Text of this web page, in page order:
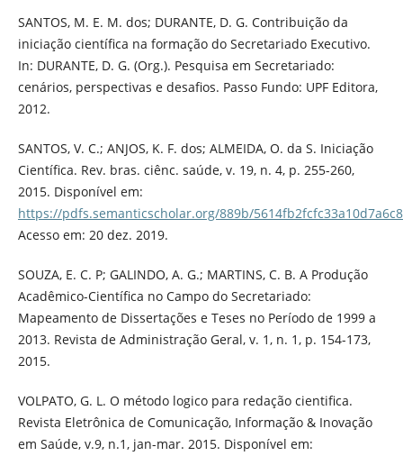
SANTOS, M. E. M. dos; DURANTE, D. G. Contribuição da
iniciação científica na formação do Secretariado Executivo.
In: DURANTE, D. G. (Org.). Pesquisa em Secretariado:
cenários, perspectivas e desafios. Passo Fundo: UPF Editora,
2012.
SANTOS, V. C.; ANJOS, K. F. dos; ALMEIDA, O. da S. Iniciação
Científica. Rev. bras. ciênc. saúde, v. 19, n. 4, p. 255-260,
2015. Disponível em:
https://pdfs.semanticscholar.org/889b/
Acesso em: 20 dez. 2019.
SOUZA, E. C. P; GALINDO, A. G.; MARTINS, C. B. A Produção
Acadêmico-Científica no Campo do Secretariado:
Mapeamento de Dissertações e Teses no Período de 1999 a
2013. Revista de Administração Geral, v. 1, n. 1, p. 154-173,
2015.
VOLPATO, G. L. O método logico para redação cientifica.
Revista Eletrônica de Comunicação, Informação & Inovação
em Saúde, v.9, n.1, jan-mar. 2015. Disponível em: